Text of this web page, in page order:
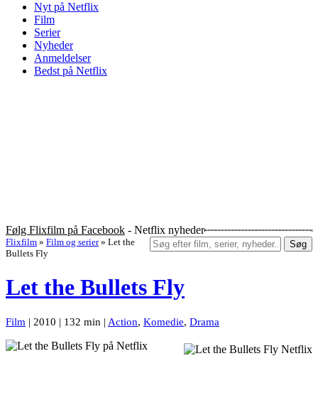
Nyt på Netflix
Film
Serier
Nyheder
Anmeldelser
Bedst på Netflix
Følg Flixfilm på Facebook - Netflix nyheder
Søg
Flixfilm » Film og serier » Let the
Bullets Fly
Let the Bullets Fly
Film | 2010 | 132 min | Action, Komedie, Drama